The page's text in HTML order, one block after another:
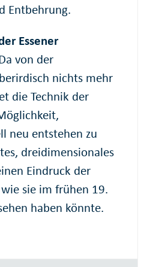
Entbehrung.
Essener
von der
nichts mehr
die Technik der
neu entstehen zu
dreidimensionales
Eindruck der
sie im frühen 19.
haben könnte.